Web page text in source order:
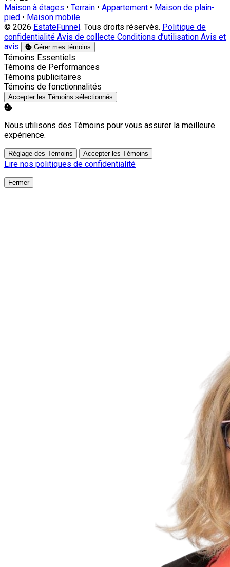
Maison à étages • Terrain • Appartement • Maison de plain-
pied • Maison mobile
© 2026 EstateFunnel. Tous droits réservés. Politique de
confidentialité Avis de collecte Conditions d’utilisation Avis et
avis
Gérer mes témoins
Activer
Témoins Essentiels
Activer
Témoins de Performances
Activer
Témoins publicitaires
Activer
Témoins de fonctionnalités
Accepter les Témoins sélectionnés
Nous utilisons des Témoins pour vous assurer la meilleure
expérience.
Réglage des Témoins Accepter les Témoins
Lire nos politiques de confidentialité
Fermer